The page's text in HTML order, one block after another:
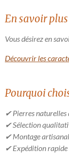
En savoir plus
Vous désirez en
Découvrir les
Pourquoi
✔ Pierres naturelles
✔ Sélection
✔ Montage
✔ Expédition rapide